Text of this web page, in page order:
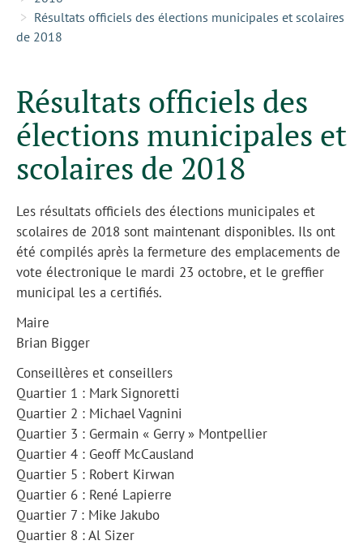
Résultats officiels des élections municipales et scolaires
de 2018
Résultats officiels des
élections municipales et
scolaires de 2018
Les résultats officiels des élections municipales et
scolaires de 2018 sont maintenant disponibles. Ils ont
été compilés après la fermeture des emplacements de
vote électronique le mardi 23 octobre, et le greffier
municipal les a certifiés.
Maire
Brian Bigger
Conseillères et conseillers
Quartier 1 : Mark Signoretti
Quartier 2 : Michael Vagnini
Quartier 3 : Germain « Gerry » Montpellier
Quartier 4 : Geoff McCausland
Quartier 5 : Robert Kirwan
Quartier 6 : René Lapierre
Quartier 7 : Mike Jakubo
Quartier 8 : Al Sizer